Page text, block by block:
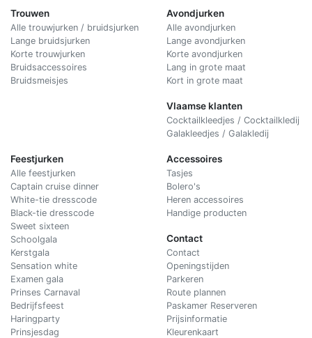
Trouwen
Alle trouwjurken / bruidsjurken
Lange bruidsjurken
Korte trouwjurken
Bruidsaccessoires
Bruidsmeisjes
Avondjurken
Alle avondjurken
Lange avondjurken
Korte avondjurken
Lang in grote maat
Kort in grote maat
Vlaamse klanten
Cocktailkleedjes / Cocktailkledij
Galakleedjes / Galakledij
Feestjurken
Alle feestjurken
Captain cruise dinner
White-tie dresscode
Black-tie dresscode
Sweet sixteen
Schoolgala
Kerstgala
Sensation white
Examen gala
Prinses Carnaval
Bedrijfsfeest
Haringparty
Prinsjesdag
Accessoires
Tasjes
Bolero's
Heren accessoires
Handige producten
Contact
Contact
Openingstijden
Parkeren
Route plannen
Paskamer Reserveren
Prijsinformatie
Kleurenkaart